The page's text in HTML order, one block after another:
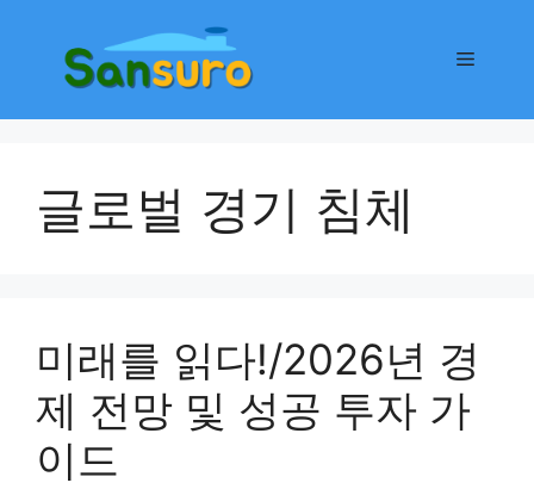
메
글로벌 경기 침체
미래를 읽다!/2026년 경
제 전망 및 성공 투자 가
이드